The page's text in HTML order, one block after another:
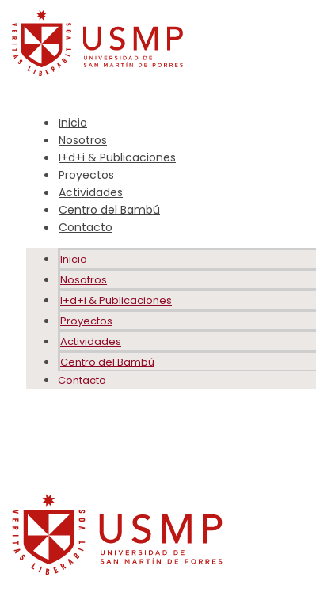
Inicio
Nosotros
I+d+i & Publicaciones
Proyectos
Actividades
Centro del Bambú
Contacto
Inicio
Nosotros
I+d+i & Publicaciones
Proyectos
Actividades
Centro del Bambú
Contacto